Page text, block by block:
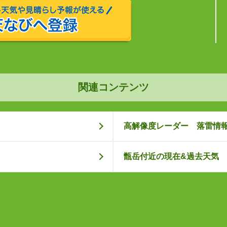
関連コンテンツ
高解像度レーダー 落雷情
甑岳付近の現在&過去天気